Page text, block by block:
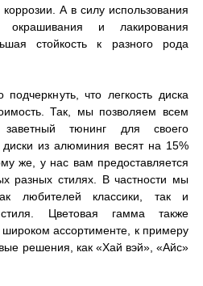
коррозии. А в силу использования
окрашивания и лакирования
стойкость к разного рода
что легкость диска
Так, мы позволяем всем
тюнинг для своего
из алюминия весят на 15%
же, у нас вам предоставляется
разных стилях. В частности мы
любителей классики, так и
стиля. Цветовая гамма также
широком ассортименте, к примеру
решения, как «Хай вэй», «Айс»